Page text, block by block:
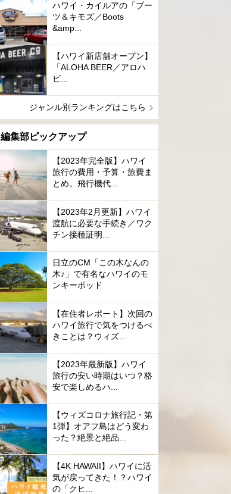
ハワイ・カイルアの「ブー
ツ＆キモズ／Boots
&amp...
【ハワイ新店舗オープン】
「ALOHA BEER／アロハ
ビ...
ジャンル別ランキングはこちら
編集部ピックアップ
【2023年完全版】ハワイ
旅行の費用・予算・旅費ま
とめ。飛行機代...
【2023年2月更新】ハワイ
渡航に必要な手続き／ワク
チン接種証明...
日立のCM「この木なんの
木♪」で有名なハワイのモ
ンキーポッド
【在住者レポート】次回の
ハワイ旅行で気をつけるべ
きことは？ウィズ...
【2023年最新版】ハワイ
旅行の安い時期はいつ？格
安で楽しめるハ...
【ウィズコロナ旅行記・第
1弾】オアフ島はどう変わ
った？絶景と絶品...
【4K HAWAII】ハワイに活
気が戻ってきた！？ハワイ
の「クヒ...